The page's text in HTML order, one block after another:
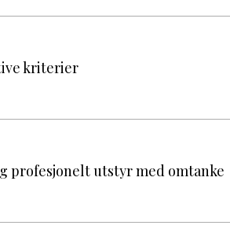
kriterier
profesjonelt utstyr med omtanke